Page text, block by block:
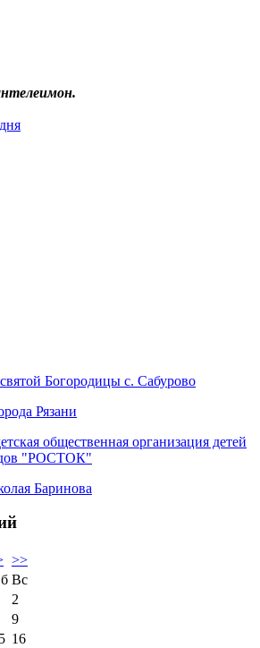
Богородицы с. Сабурово
Рязани
общественная организация детей
"РОСТОК"
Баринова
>>
Вс
2
9
16